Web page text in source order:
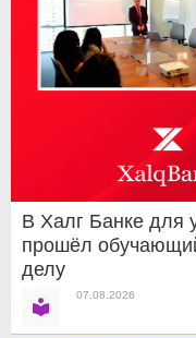
В Халг Банке для
прошёл
делу
07.08.2026